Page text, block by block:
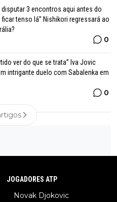
disputar 3 encontros aqui antes do
ficar tenso lá” Nishikori regressará ao
0
ver do que se trata” Iva Jovic
intrigante duelo com Sabalenka em
0
JOGADORES ATP
Novak Djokovic